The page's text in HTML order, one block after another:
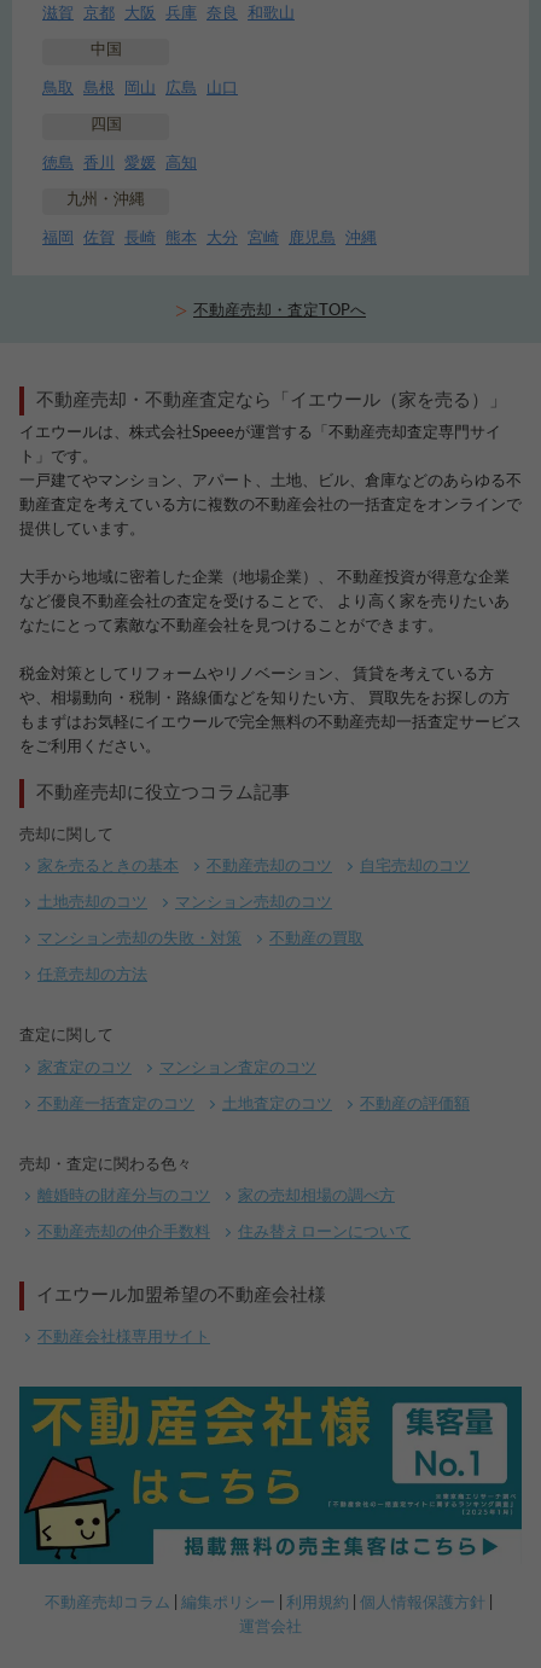
滋賀 京都 大阪 兵庫 奈良 和歌山
中国
鳥取 島根 岡山 広島 山口
四国
徳島 香川 愛媛 高知
九州・沖縄
福岡 佐賀 長崎 熊本 大分 宮崎 鹿児島 沖縄
不動産売却・査定TOPへ
不動産売却・不動産査定なら「イエウール（家を売る）」
イエウールは、株式会社Speeeが運営する「不動産売却査定専門サイ
ト」です。
一戸建てやマンション、アパート、土地、ビル、倉庫などのあらゆる不
動産査定を考えている方に複数の不動産会社の一括査定をオンラインで
提供しています。
大手から地域に密着した企業（地場企業）、 不動産投資が得意な企業
など優良不動産会社の査定を受けることで、 より高く家を売りたいあ
なたにとって素敵な不動産会社を見つけることができます。
税金対策としてリフォームやリノベーション、 賃貸を考えている方
や、相場動向・税制・路線価などを知りたい方、 買取先をお探しの方
もまずはお気軽にイエウールで完全無料の不動産売却一括査定サービス
をご利用ください。
不動産売却に役立つコラム記事
売却に関して
家を売るときの基本 不動産売却のコツ 自宅売却のコツ
土地売却のコツ マンション売却のコツ
マンション売却の失敗・対策 不動産の買取
任意売却の方法
査定に関して
家査定のコツ マンション査定のコツ
不動産一括査定のコツ 土地査定のコツ 不動産の評価額
売却・査定に関わる色々
離婚時の財産分与のコツ 家の売却相場の調べ方
不動産売却の仲介手数料 住み替えローンについて
イエウール加盟希望の不動産会社様
不動産会社様専用サイト
不動産売却コラム 編集ポリシー 利用規約
個人情報保護方針
運営会社
売却を
まず価格を